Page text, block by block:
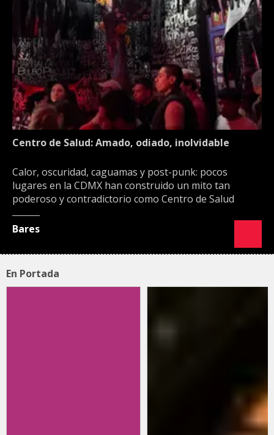
Centro de Salud: Amado, odiado, inolvidable
Calor, oscuridad, caguamas y post-punk: pocos
lugares en la CDMX han construido un mito tan
poderoso y contradictorio como Centro de Salud
Bares
En Portada